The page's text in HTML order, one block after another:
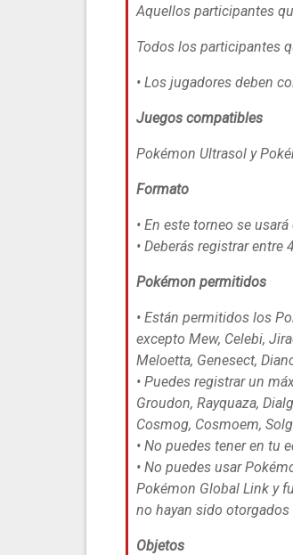
Aquellos participantes
Todos los participantes
• Los jugadores deben
Juegos compatibles
Pokémon Ultrasol y
Formato
• En este torneo se
• Deberás registrar entre
Pokémon permitidos
• Están permitidos los
excepto Mew, Celebi,
Meloetta, Genesect,
• Puedes registrar un
Groudon, Rayquaza,
Cosmog, Cosmoem,
• No puedes tener en tu
• No puedes usar
Pokémon Global Link y
no hayan sido
Objetos